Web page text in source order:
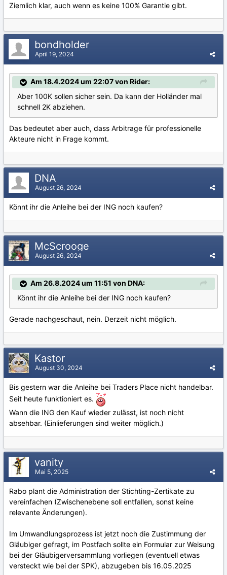
Ziemlich klar, auch wenn es keine 100% Garantie gibt.
bondholder
April 19, 2024
Am 18.4.2024 um 22:07 von Rider:
Aber 100K sollen sicher sein. Da kann der Holländer mal
schnell 2K abziehen.
Das bedeutet aber auch, dass Arbitrage für professionelle
Akteure nicht in Frage kommt.
DNA
August 26, 2024
Könnt ihr die Anleihe bei der ING noch kaufen?
McScrooge
August 26, 2024
Am 26.8.2024 um 11:51 von DNA:
Könnt ihr die Anleihe bei der ING noch kaufen?
Gerade nachgeschaut, nein. Derzeit nicht möglich.
Kastor
August 30, 2024
Bis gestern war die Anleihe bei Traders Place nicht handelbar.
Seit heute funktioniert es.
Wann die ING den Kauf wieder zulässt, ist noch nicht
absehbar. (Einlieferungen sind weiter möglich.)
vanity
Mai 5, 2025
Rabo plant die Administration der Stichting-Zertikate zu
vereinfachen (Zwischenebene soll entfallen, sonst keine
relevante Änderungen).
Im Umwandlungsprozess ist jetzt noch die Zustimmung der
Gläubiger gefragt, im Postfach sollte ein Formular zur Weisung
bei der Gläubigerversammlung vorliegen (eventuell etwas
versteckt wie bei der SPK), abzugeben bis 16.05.2025